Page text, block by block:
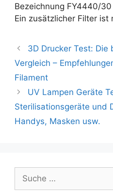
Bezeichnung FY4440/
Ein zusätzlicher Filter ist
3D Drucker Test: Die
Vergleich –
Filament
UV Lampen Geräte
Sterilisationsgeräte und
Handys, Masken usw.
Suche
nach: